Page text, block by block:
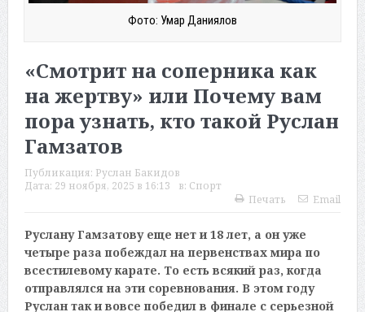
Фото: Умар Даниялов
«Смотрит на соперника как
на жертву» или Почему вам
пора узнать, кто такой Руслан
Гамзатов
Публикация: Руслан Бакидов
Дата: 29 ноября, 2025 в 16:13 в: Спорт
Печать
Email
Руслану Гамзатову еще нет и 18 лет, а он уже
четыре раза побеждал на первенствах мира по
всестилевому карате. То есть всякий раз, когда
отправлялся на эти соревнования. В этом году
Руслан так и вовсе победил в финале с серьезной